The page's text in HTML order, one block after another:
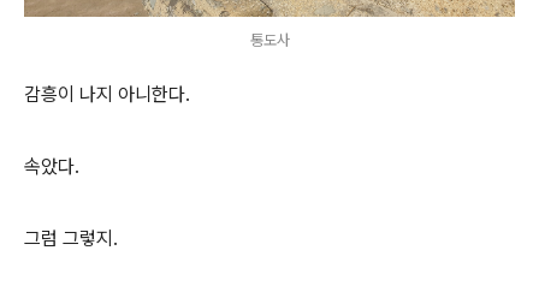
통도사
감흥이 나지 아니한다.
속았다.
그럼 그렇지.